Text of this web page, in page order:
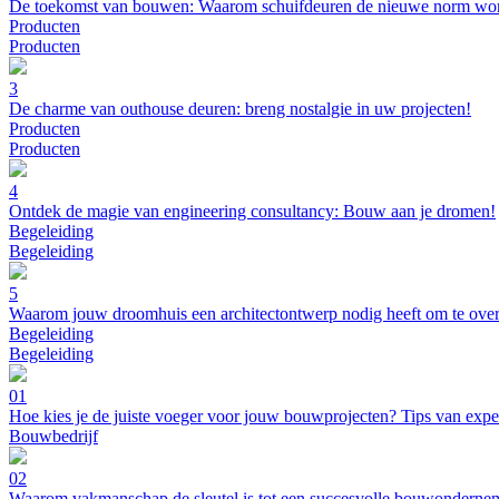
De toekomst van bouwen: Waarom schuifdeuren de nieuwe norm
Producten
Producten
3
De charme van outhouse deuren: breng nostalgie in uw projecten!
Producten
Producten
4
Ontdek de magie van engineering consultancy: Bouw aan je dromen!
Begeleiding
Begeleiding
5
Waarom jouw droomhuis een architectontwerp nodig heeft om te
Begeleiding
Begeleiding
01
Hoe kies je de juiste voeger voor jouw bouwprojecten? Tips van
Bouwbedrijf
02